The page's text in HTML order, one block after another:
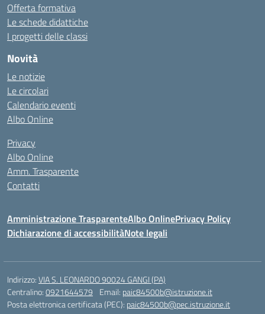
Offerta formativa
Le schede didattiche
I progetti delle classi
Novità
Le notizie
Le circolari
Calendario eventi
Albo Online
Privacy
Albo Online
Amm. Trasparente
Contatti
Amministrazione TrasparenteAlbo OnlinePrivacy Policy
Dichiarazione di accessibilitàNote legali
Indirizzo:VIA S. LEONARDO 90024 GANGI (PA)
Centralino:0921644579 Email: paic84500b@istruzione.it
Posta elettronica certificata (PEC): paic84500b@pec.istruzione.it